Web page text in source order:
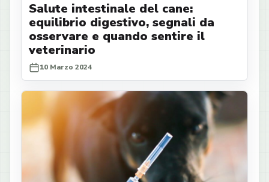
Salute intestinale del cane:
equilibrio digestivo, segnali da
osservare e quando sentire il
veterinario
10 Marzo 2024